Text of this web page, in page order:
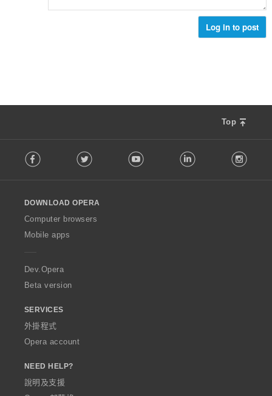
Log in to post
Top
o
w
O
p
a
Facebook Twitter Youtube LinkedIn
DOWNLOAD OPERA
Computer browsers
Mobile apps
Dev.Opera
Beta version
SERVICES
外掛程式
Opera account
NEED HELP?
說明及支援